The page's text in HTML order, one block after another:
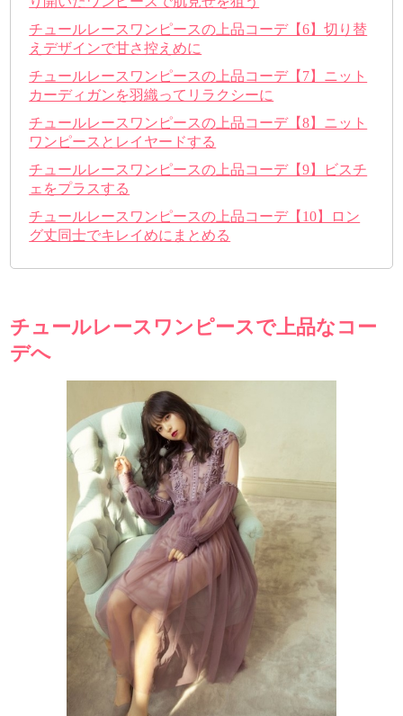
チュールレースワンピースの上品コーデ【6】切り替
えデザインで甘さ控えめに
チュールレースワンピースの上品コーデ【7】ニット
カーディガンを羽織ってリラクシーに
チュールレースワンピースの上品コーデ【8】ニット
ワンピースとレイヤードする
チュールレースワンピースの上品コーデ【9】ビスチ
ェをプラスする
チュールレースワンピースの上品コーデ【10】ロン
グ丈同士でキレイめにまとめる
チュールレースワンピースで上品なコー
デへ